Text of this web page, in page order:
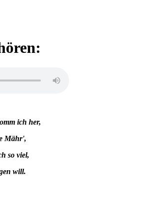
ich her,
Mähr',
so viel,
will.